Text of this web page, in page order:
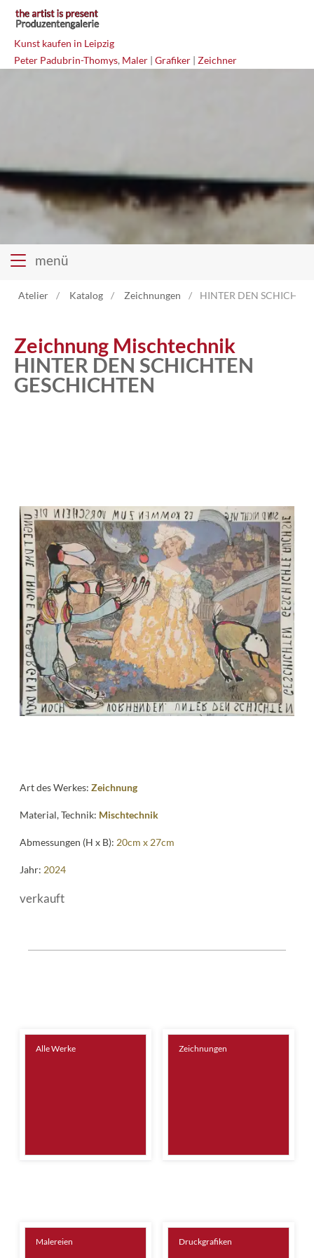
Kunst kaufen in Leipzig
Peter Padubrin-Thomys, Maler | Grafiker | Zeichner
menü
Atelier
Katalog
News
Kontakt
follow
Atelier Katalog Zeichnungen HINTER DEN
Zeichnung Mischtechnik
HINTER DEN SCHICHTEN
GESCHICHTEN
Art des Werkes:Zeichnung
Material, Technik: Mischtechnik
Abmessungen (H x B): 20cm x 27cm
Jahr: 2024
verkauft
Alle Werke Zeichnungen
Malereien Druckgrafiken